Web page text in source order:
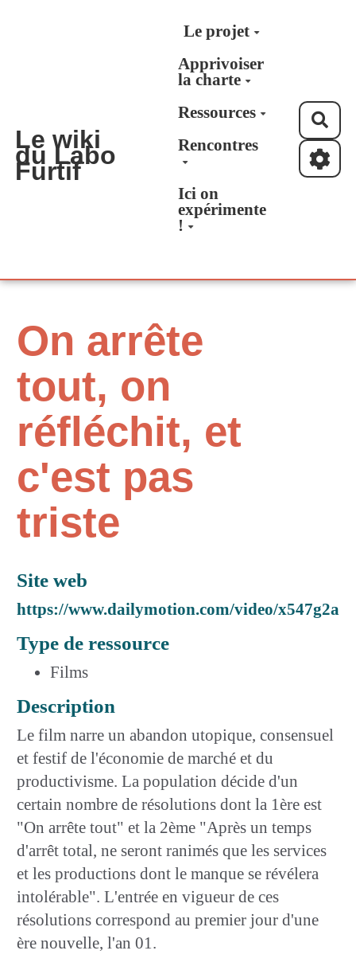
Aller au contenu principal
Le wiki
du Labo
Furtif
Le projet
Apprivoiser
la charte
Ressources
Rencontres
Ici on
expérimente
!
On arrête
tout, on
réfléchit, et
c'est pas
triste
Site web
https://www.dailymotion.com/video/x547g2a
Type de ressource
Films
Description
Le film narre un abandon utopique, consensuel
et festif de l'économie de marché et du
productivisme. La population décide d'un
certain nombre de résolutions dont la 1ère est
"On arrête tout" et la 2ème "Après un temps
d'arrêt total, ne seront ranimés que les services
et les productions dont le manque se révélera
intolérable". L'entrée en vigueur de ces
résolutions correspond au premier jour d'une
ère nouvelle, l'an 01.